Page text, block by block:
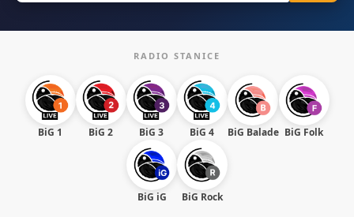
RADIO STANICE
BiG 1 BiG 2 BiG 3 BiG 4 BiG Balade BiG Folk
BiG iG BiG Rock